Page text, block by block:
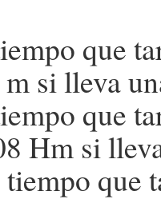
que
si lleva
que
Hm si
que